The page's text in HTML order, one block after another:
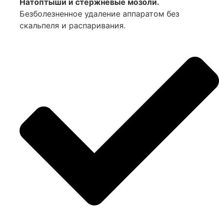
Натоптыши и стержневые мозоли.
Безболезненное удаление аппаратом без
скальпеля и распаривания.